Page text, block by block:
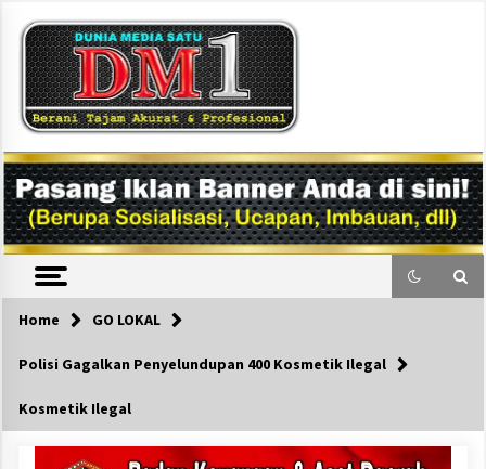
content
DM1
Home GO LOKAL
Polisi Gagalkan Penyelundupan 400 Kosmetik Ilegal
Kosmetik Ilegal